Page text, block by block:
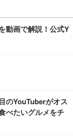
動画で解説！公式Y
のYouTuberがオス
べたいグルメをチ